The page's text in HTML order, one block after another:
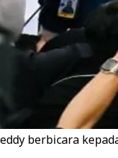
berbicara